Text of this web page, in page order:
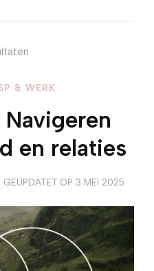
& WERK
en relaties
GEÜPDATET OP 3 MEI 2025